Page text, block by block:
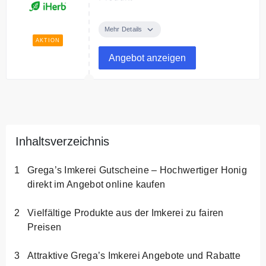
AKTION
udn erhalte das 2. mit 40% Rabatt.
Mehr Details
Angebot anzeigen
Inhaltsverzeichnis
Grega’s Imkerei Gutscheine – Hochwertiger Honig
direkt im Angebot online kaufen
Vielfältige Produkte aus der Imkerei zu fairen
Preisen
Attraktive Grega’s Imkerei Angebote und Rabatte